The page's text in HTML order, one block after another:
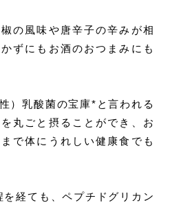
の風味や唐辛子の辛みが相
ずにもお酒のおつまみにも
）乳酸菌の宝庫*と言われる
丸ごと摂ることができ、お
で体にうれしい健康食でも
経ても、ペプチドグリカン